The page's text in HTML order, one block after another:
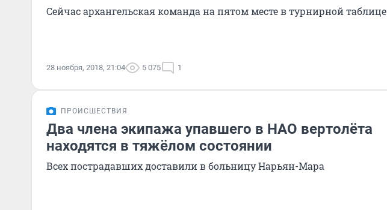
Сейчас архангельская команда на пятом месте в турнирной таблице
28 ноября, 2018, 21:04 5 075 1
ПРОИСШЕСТВИЯ
Два члена экипажа упавшего в НАО вертолёта
находятся в тяжёлом состоянии
Всех пострадавших доставили в больницу Нарьян-Мара